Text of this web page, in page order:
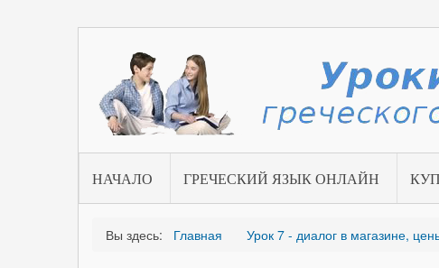
НАЧАЛО ГРЕЧЕСКИЙ ЯЗЫК ОНЛАЙН
Вы здесь: Главная Урок 7 - диалог в магазине,